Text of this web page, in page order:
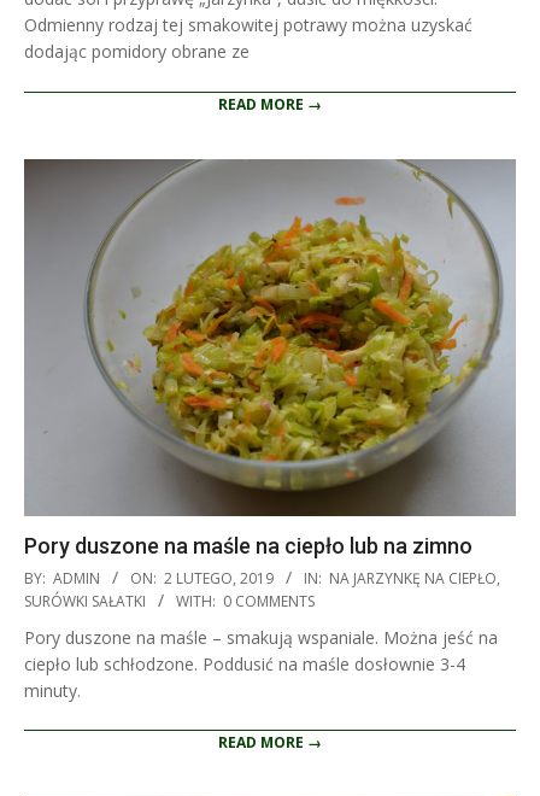
Odmienny rodzaj tej smakowitej potrawy można uzyskać
dodając pomidory obrane ze
READ MORE →
Pory duszone na maśle na ciepło lub na zimno
2019-
02-
BY: ADMIN ON: 2 LUTEGO, 2019 IN: NA JARZYNKĘ NA CIEPŁO,
SURÓWKI SAŁATKI
WITH: 0 COMMENTS
Pory duszone na maśle – smakują wspaniale. Można jeść na
ciepło lub schłodzone. Poddusić na maśle dosłownie 3-4
minuty.
READ MORE →